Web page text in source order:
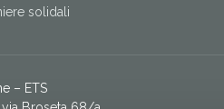
solidali
– ETS